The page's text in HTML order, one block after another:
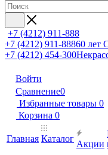
+7 (4212) 911-888
+7 (4212) 911-88860 лет
+7 (4212) 454-300
Войти
Сравнение0
Избранные товары 0
Корзина 0
Главная Каталог
Акции